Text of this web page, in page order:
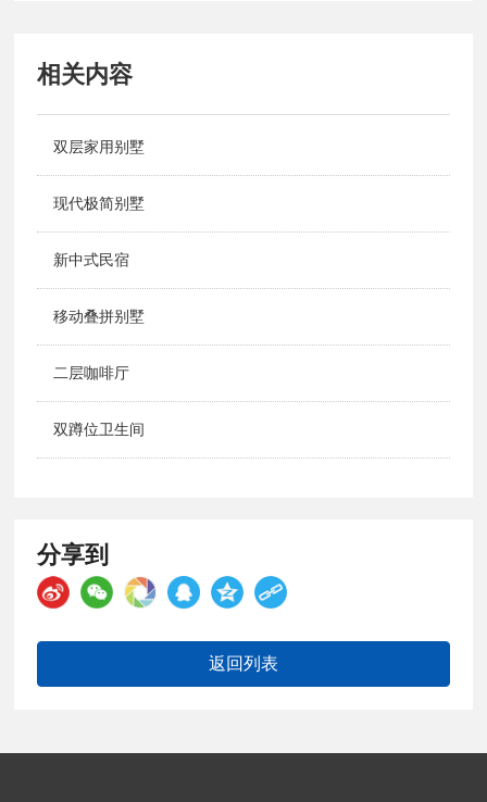
相关内容
双层家用别墅
现代极简别墅
新中式民宿
移动叠拼别墅
二层咖啡厅
双蹲位卫生间
分享到
返回列表